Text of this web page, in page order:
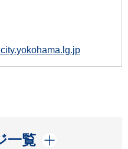
一覧
く